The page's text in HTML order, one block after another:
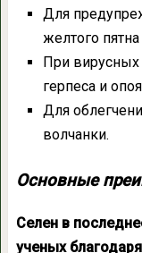
Для
желтого пятна
При вирусных
герпеса и
Для
волчанки.
Основные
Селен в
ученых